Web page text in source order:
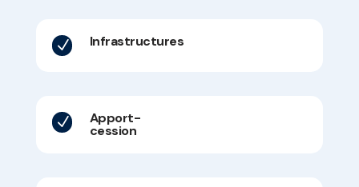
N Infrastructures
N Apport-
cession